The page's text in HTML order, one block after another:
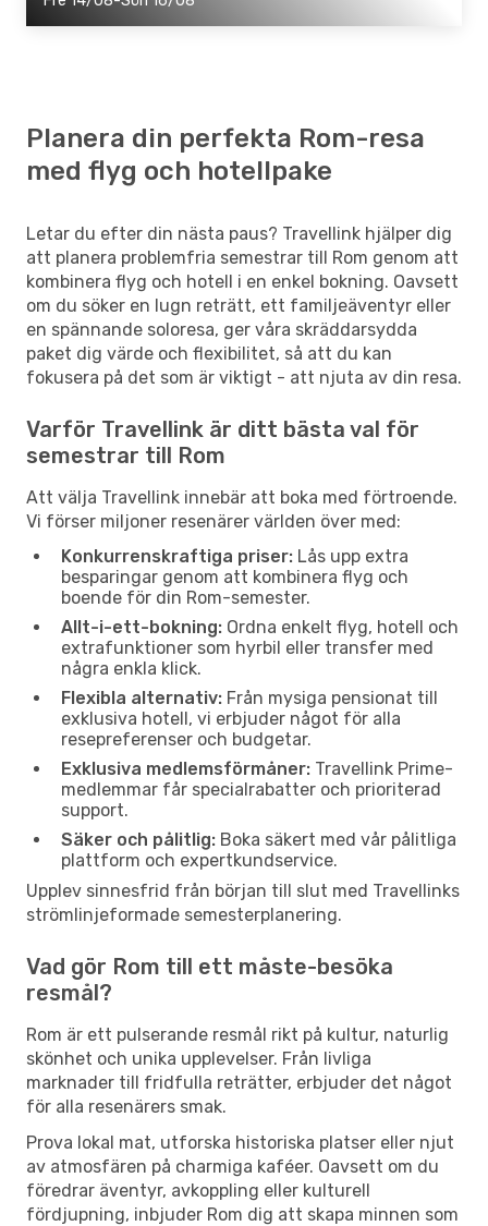
Planera din perfekta Rom-resa
med flyg och hotellpake
Letar du efter din nästa paus? Travellink hjälper dig
att planera problemfria semestrar till Rom genom att
kombinera flyg och hotell i en enkel bokning. Oavsett
om du söker en lugn reträtt, ett familjeäventyr eller
en spännande soloresa, ger våra skräddarsydda
paket dig värde och flexibilitet, så att du kan
fokusera på det som är viktigt - att njuta av din resa.
Varför Travellink är ditt bästa val för
semestrar till Rom
Att välja Travellink innebär att boka med förtroende.
Vi förser miljoner resenärer världen över med:
Konkurrenskraftiga priser: Lås upp extra
besparingar genom att kombinera flyg och
boende för din Rom-semester.
Allt-i-ett-bokning: Ordna enkelt flyg, hotell och
extrafunktioner som hyrbil eller transfer med
några enkla klick.
Flexibla alternativ: Från mysiga pensionat till
exklusiva hotell, vi erbjuder något för alla
resepreferenser och budgetar.
Exklusiva medlemsförmåner: Travellink Prime-
medlemmar får specialrabatter och prioriterad
support.
Säker och pålitlig: Boka säkert med vår pålitliga
plattform och expertkundservice.
Upplev sinnesfrid från början till slut med Travellinks
strömlinjeformade semesterplanering.
Vad gör Rom till ett måste-besöka
resmål?
Rom är ett pulserande resmål rikt på kultur, naturlig
skönhet och unika upplevelser. Från livliga
marknader till fridfulla reträtter, erbjuder det något
för alla resenärers smak.
Prova lokal mat, utforska historiska platser eller njut
av atmosfären på charmiga kaféer. Oavsett om du
föredrar äventyr, avkoppling eller kulturell
fördjupning, inbjuder Rom dig att skapa minnen som